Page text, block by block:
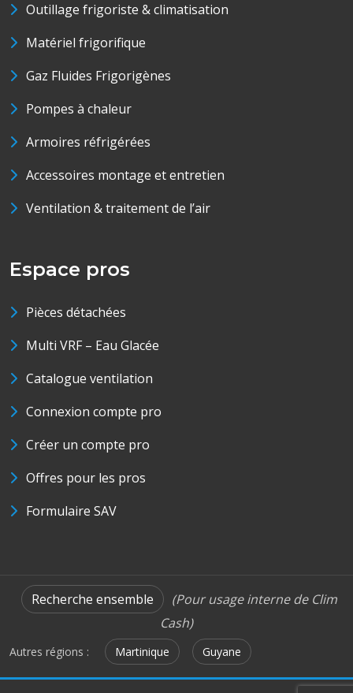
Outillage frigoriste & climatisation
Matériel frigorifique
Gaz Fluides Frigorigènes
Pompes à chaleur
Armoires réfrigérées
Accessoires montage et entretien
Ventilation & traitement de l’air
Espace pros
Pièces détachées
Multi VRF – Eau Glacée
Catalogue ventilation
Connexion compte pro
Créer un compte pro
Offres pour les pros
Formulaire SAV
Recherche ensemble
(Pour usage interne de Clim
Cash)
Autres régions : Martinique Guyane